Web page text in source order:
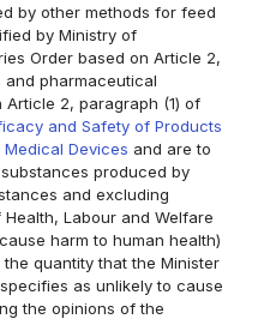
by other methods for feed
by Ministry of
Order based on Article 2,
pharmaceutical
2, paragraph (1) of
and Safety of Products
Devices and are to
produced by
and excluding
Labour and Welfare
harm to human health)
quantity that the Minister
as unlikely to cause
the opinions of the